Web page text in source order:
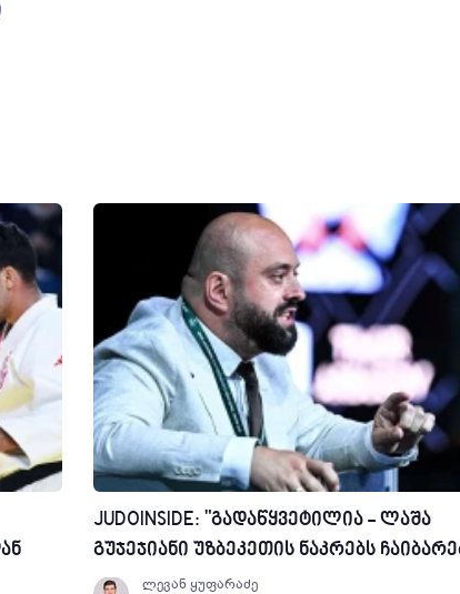
JUDOINSIDE: "გადაწყვეტილია - ლაშა
გუჯეჯიანი უზბეკეთის ნაკრებს
ლევან ყუფარაძე